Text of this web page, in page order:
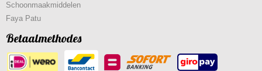
Schoonmaakmiddelen
Faya Patu
Betaalmethodes